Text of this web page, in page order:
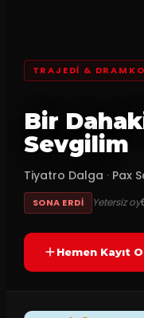
TRAJEDI &
Bir
Sevgilim
Tiyatro Dalga · Pax
SONA ERDI Yetersiz oy
Hemen Kayıt